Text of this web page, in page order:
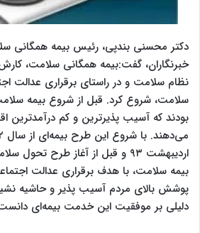
دکتر محسنی بندپی، رئیس بیمه همگانی
خبرنگاران، گفت:بیمه همگانی سلامت،
نظام سلامت و در راستای برقراری عدالت
سلامت، شروع کرد. قبل از شروع بیمه
بودند که آسیب پذیرترین و کم درآمدترین
اردیبهشت ۹۳ و قبل از آغاز طرح
بیمه سلامت، با هدف برقراری عدالت
پوشش بالای مردم آسیب پذیر و حاشیه
دلیلی بر موفقیت این خدمت بیمه‌ای